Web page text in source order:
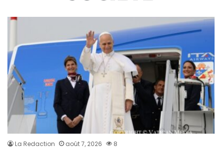
La Redaction août 7, 2026 8